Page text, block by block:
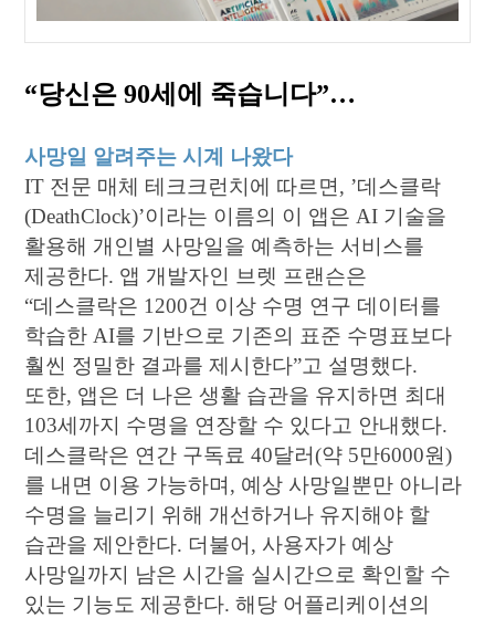
“당신은 90세에 죽습니다”…
사망일 알려주는 시계 나왔다
IT 전문 매체 테크크런치에 따르면, ’데스클락
(DeathClock)’이라는 이름의 이 앱은 AI 기술을
활용해 개인별 사망일을 예측하는 서비스를
제공한다. 앱 개발자인 브렛 프랜슨은
“데스클락은 1200건 이상 수명 연구 데이터를
학습한 AI를 기반으로 기존의 표준 수명표보다
훨씬 정밀한 결과를 제시한다”고 설명했다.
또한, 앱은 더 나은 생활 습관을 유지하면 최대
103세까지 수명을 연장할 수 있다고 안내했다.
데스클락은 연간 구독료 40달러(약 5만6000원)
를 내면 이용 가능하며, 예상 사망일뿐만 아니라
수명을 늘리기 위해 개선하거나 유지해야 할
습관을 제안한다. 더불어, 사용자가 예상
사망일까지 남은 시간을 실시간으로 확인할 수
있는 기능도 제공한다. 해당 어플리케이션의